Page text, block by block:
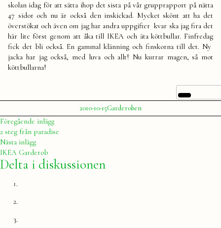
skolan idag för att sätta ihop det sista på vår grupprapport på nätta
47 sidor och nu är också den inskickad. Mycket skönt att ha det
överstökat och även om jag har andra uppgifter kvar ska jag fira det
här lite först genom att åka till IKEA och äta köttbullar. Finfredag
fick det bli också. En gammal klänning och finskorna till det. Ny
jacka har jag också, med luva och allt! Nu kurrar magen, så mot
köttbullarna!
Publicerat
av
Julia
2010-10-15Publicerat
i
Garderoben
Inläggsnavigering
Föregående inläggFöregående
inlägg:
2 steg från paradise
Nästa inläggNästa
inlägg:
IKEA Garderob
Delta i diskussionen